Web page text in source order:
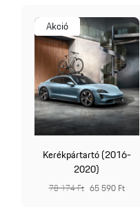
Akció
Kerékpártartó (2016-
2020)
78 174 Ft 65 590 Ft